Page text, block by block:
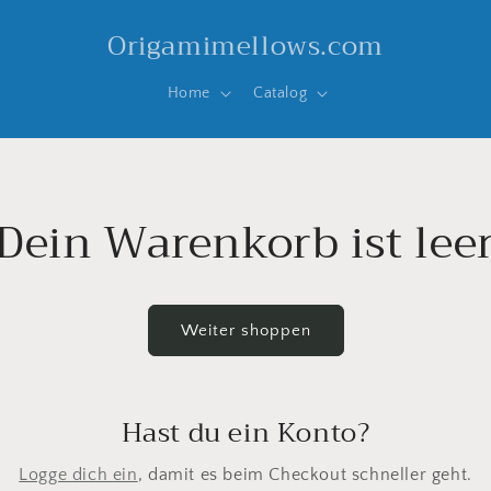
Origamimellows.com
Home Catalog
Warenkorb ist
Weiter shoppen
Hast du ein Konto?
Logge dich ein, damit es beim Checkout schneller geht.